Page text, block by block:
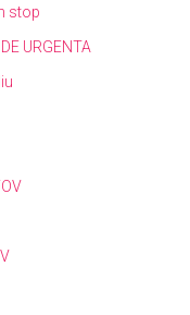
stop
URGENTA